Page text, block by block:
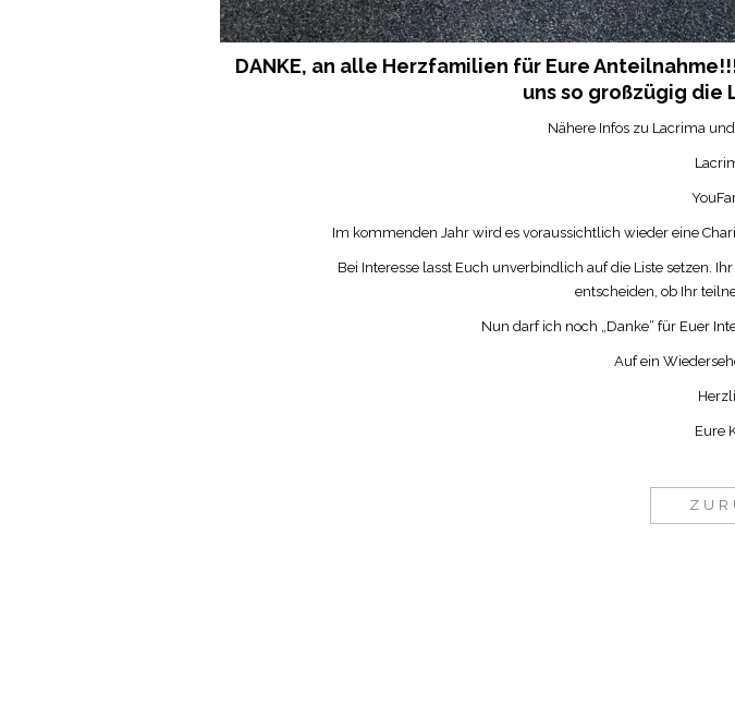
DANKE, an alle Herzfamilien für Eure
uns so großzügig
Nähere Infos zu Lacrima
Im kommenden Jahr wird es voraussichtlich wieder eine
Bei Interesse lasst Euch unverbindlich auf die Liste setzen.
entscheiden, ob Ihr
Nun darf ich noch „Danke“ für Euer
Auf ein
Eure